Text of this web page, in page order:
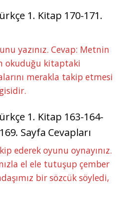
1. Kitap 170-171.
yazınız. Cevap: Metnin
okuduğu kitaptaki
merakla takip etmesi
1. Kitap 163-164-
Sayfa Cevapları
ederek oyunu oynayınız.
el ele tutuşup çember
bir sözcük söyledi,